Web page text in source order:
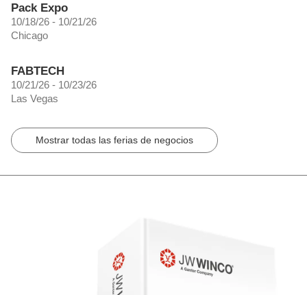
Pack Expo
10/18/26 - 10/21/26
Chicago
FABTECH
10/21/26 - 10/23/26
Las Vegas
Mostrar todas las ferias de negocios